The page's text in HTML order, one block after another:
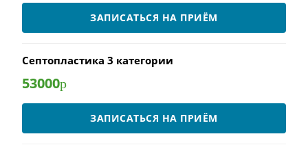
ЗАПИСАТЬСЯ НА ПРИЁМ
Септопластика 3 категории
53000р
ЗАПИСАТЬСЯ НА ПРИЁМ